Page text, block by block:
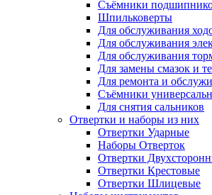
Съёмники
Шпильковерты
Для обслуживания
Для обслуживания
Для обслуживания
Для замены смазок и
Для ремонта и
Съёмники
Для снятия сальников
Отвертки и наборы из них
Отвертки Ударные
Наборы Отверток
Отвертки
Отвертки Крестовые
Отвертки Шлицевые